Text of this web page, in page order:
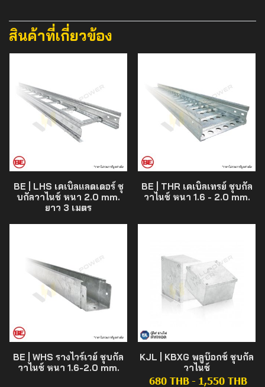
สินค้าที่เกี่ยวข้อง
BE | LHS เคเบิลแลดเดอร์ ชุ
บกัลวาไนซ์ หนา 2.0 mm.
ยาว 3 เมตร
BE | THR เคเบิลเทรย์ ชุบกัล
วาไนซ์ หนา 1.6 - 2.0 mm.
BE | WHS รางไวร์เวย์ ชุบกัล
วาไนซ์ หนา 1.6-2.0 mm.
KJL | KBXG พลูบ๊อกซ์ ชุบกัล
วาไนซ์
680 THB - 1,550 THB